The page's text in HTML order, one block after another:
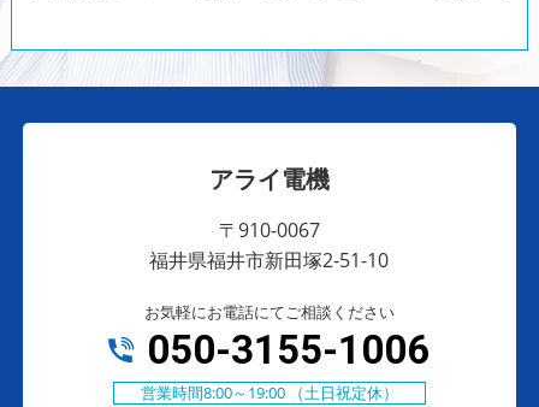
アライ電機
〒910-0067
福井県福井市新田塚2-51-10
お気軽にお電話にてご相談ください
050-3155-1006
営業時間8:00～19:00 （土日祝定休）